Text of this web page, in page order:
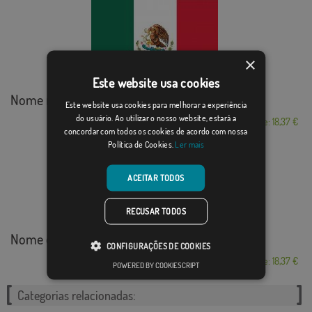
Nome mexico
Desde: 18,37 €
Nome do Irã
Desde: 18,37 €
Categorias relacionadas:
×
Este website usa cookies
Este website usa cookies para melhorar a experiência
do usuário. Ao utilizar o nosso website, estará a
concordar com todos os cookies de acordo com nossa
Política de Cookies. Ler mais
ACEITAR TODOS
RECUSAR TODOS
CONFIGURAÇÕES DE COOKIES
POWERED BY COOKIESCRIPT